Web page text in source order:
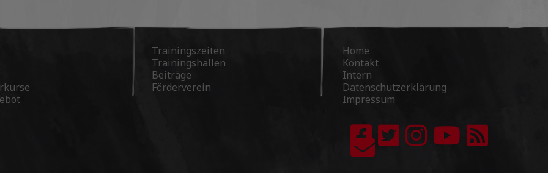
Trainingszeiten
Trainingshallen
Beiträge
Förderverein
Home
Kontakt
Intern
Datenschutzerklärung
Impressum